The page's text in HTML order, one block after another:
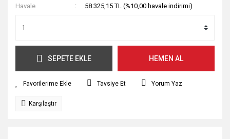
Havale
58.325,15 TL (%10,00 havale indirimi)
SEPETE EKLE HEMEN AL
Tavsiye Et Yorum Yaz
Karşılaştır